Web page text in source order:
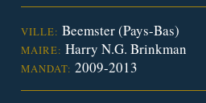
VILLE: Beemster (Pays-Bas)
MAIRE: Harry N.G. Brinkman
MANDAT: 2009-2013